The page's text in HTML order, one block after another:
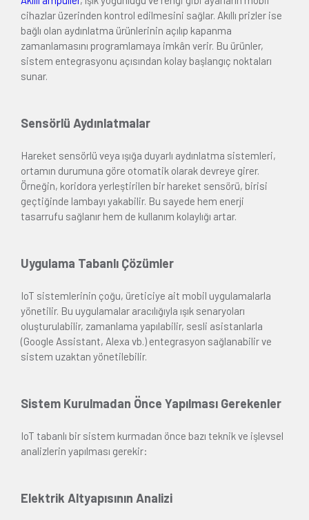
cihazlar üzerinden kontrol edilmesini sağlar. Akıllı prizler ise
bağlı olan aydınlatma ürünlerinin açılıp kapanma
zamanlamasını programlamaya imkân verir. Bu ürünler,
sistem entegrasyonu açısından kolay başlangıç noktaları
sunar.
Sensörlü Aydınlatmalar
Hareket sensörlü veya ışığa duyarlı aydınlatma sistemleri,
ortamın durumuna göre otomatik olarak devreye girer.
Örneğin, koridora yerleştirilen bir hareket sensörü, birisi
geçtiğinde lambayı yakabilir. Bu sayede hem enerji
tasarrufu sağlanır hem de kullanım kolaylığı artar.
Uygulama Tabanlı Çözümler
IoT sistemlerinin çoğu, üreticiye ait mobil uygulamalarla
yönetilir. Bu uygulamalar aracılığıyla ışık senaryoları
oluşturulabilir, zamanlama yapılabilir, sesli asistanlarla
(Google Assistant, Alexa vb.) entegrasyon sağlanabilir ve
sistem uzaktan yönetilebilir.
Sistem Kurulmadan Önce Yapılması Gerekenler
IoT tabanlı bir sistem kurmadan önce bazı teknik ve işlevsel
analizlerin yapılması gerekir:
Elektrik Altyapısının Analizi